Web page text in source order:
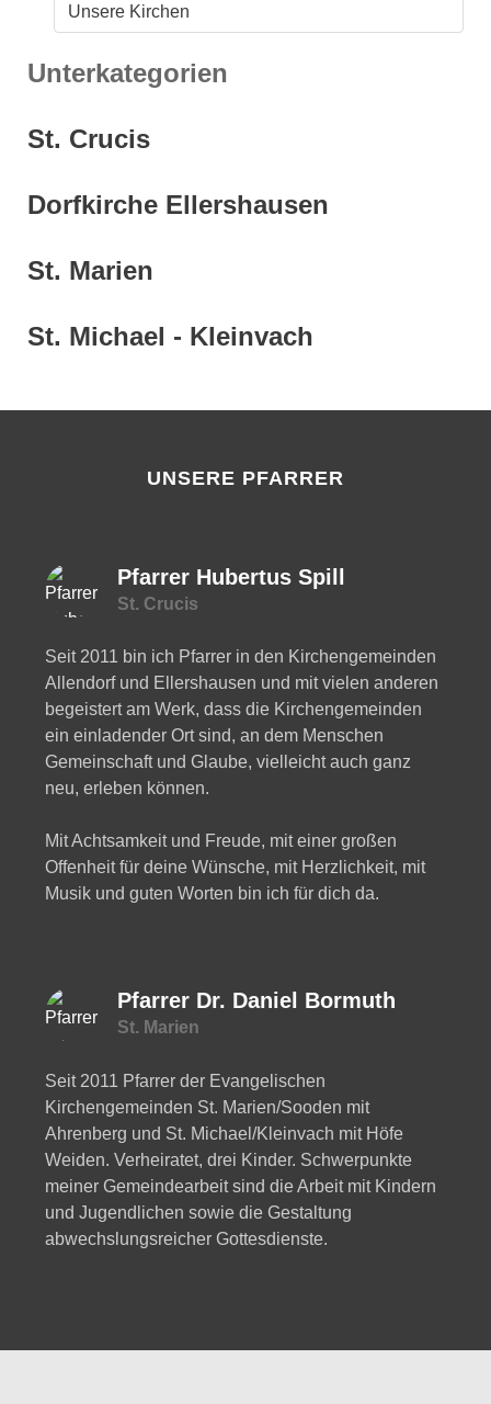
Unsere Kirchen
Unterkategorien
St. Crucis
Dorfkirche Ellershausen
St. Marien
St. Michael - Kleinvach
UNSERE PFARRER
Pfarrer Hubertus Spill
St. Crucis
Seit 2011 bin ich Pfarrer in den Kirchengemeinden
Allendorf und Ellershausen und mit vielen anderen
begeistert am Werk, dass die Kirchengemeinden
ein einladender Ort sind, an dem Menschen
Gemeinschaft und Glaube, vielleicht auch ganz
neu, erleben können.
Mit Achtsamkeit und Freude, mit einer großen
Offenheit für deine Wünsche, mit Herzlichkeit, mit
Musik und guten Worten bin ich für dich da.
Pfarrer Dr. Daniel Bormuth
St. Marien
Seit 2011 Pfarrer der Evangelischen
Kirchengemeinden St. Marien/Sooden mit
Ahrenberg und St. Michael/Kleinvach mit Höfe
Weiden. Verheiratet, drei Kinder. Schwerpunkte
meiner Gemeindearbeit sind die Arbeit mit Kindern
und Jugendlichen sowie die Gestaltung
abwechslungsreicher Gottesdienste.